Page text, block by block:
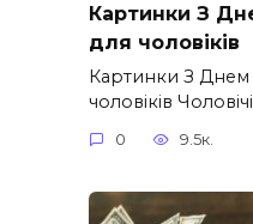
Картинки З
для чоловіків​
Картинки З
чоловіків​ Чоловічі
0 9.5к.